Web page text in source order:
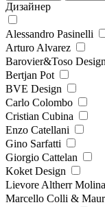
Дизайнер
Alessandro Pasinelli
Arturo Alvarez
Barovier&Toso Design
Bertjan Pot
BVE Design
Carlo Colombo
Cristian Cubina
Enzo Catellani
Gino Sarfatti
Giorgio Cattelan
Koket Design
Lievore Altherr Molina
Marcello Colli &